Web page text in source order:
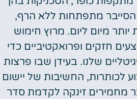
מתפתחות ללא הרף,
מיום ליום. מרוץ חימוש
חזקים ופרואקטיביים כדי
שלנו. בעידן שבו פרצות
לכותרות, החשיבות של יישום
מחמירים זינקה לקדמת סדר